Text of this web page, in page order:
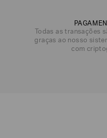
Todas as transações
graças ao nosso
com